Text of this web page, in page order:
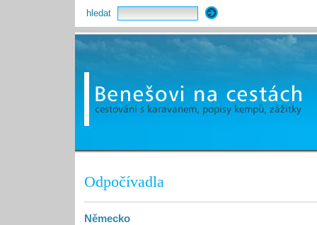
hledat
Odpočívadla
Německo